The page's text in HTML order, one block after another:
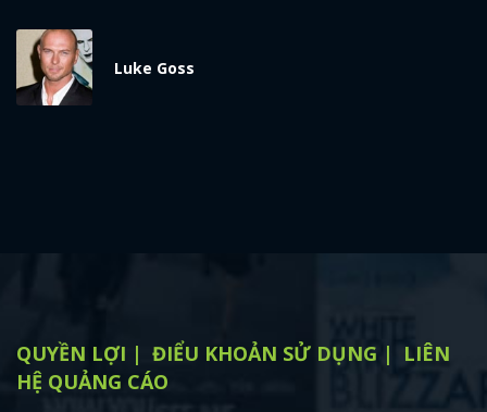
Luke Goss
QUYỀN LỢI ĐIỂU KHOẢN SỬ DỤNG
LIÊN
HỆ QUẢNG CÁO